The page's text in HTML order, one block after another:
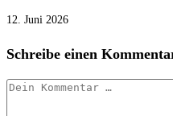
12. Juni 2026
Schreibe einen
Kommentar